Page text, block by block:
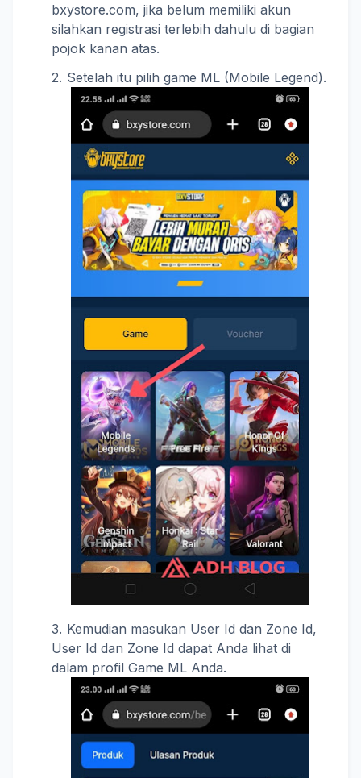
bxystore.com, jika belum memiliki akun
silahkan registrasi terlebih dahulu di bagian
pojok kanan atas.
Setelah itu pilih game ML (Mobile Legend).
Kemudian masukan User Id dan Zone Id,
User Id dan Zone Id dapat Anda lihat di
dalam profil Game ML Anda.